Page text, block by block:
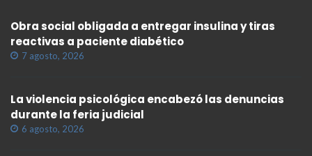
Obra social obligada a entregar insulina y tiras
reactivas a paciente diabético
7 agosto, 2026
La violencia psicológica encabezó las denuncias
durante la feria judicial
6 agosto, 2026